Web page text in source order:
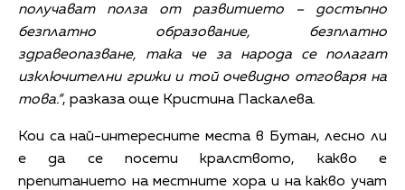
получават полза от развитието – достъпно
безплатно образование, безплатно
здравеопазване, така че за народа се полагат
изключителни грижи и той очевидно отговаря на
това.“, разказа още Кристина Паскалева.
Кои са най-интересните места в Бутан, лесно ли
е да се посети кралството, какво е
препитанието на местните хора и на какво учат